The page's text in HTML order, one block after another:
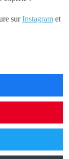
surInstagramet